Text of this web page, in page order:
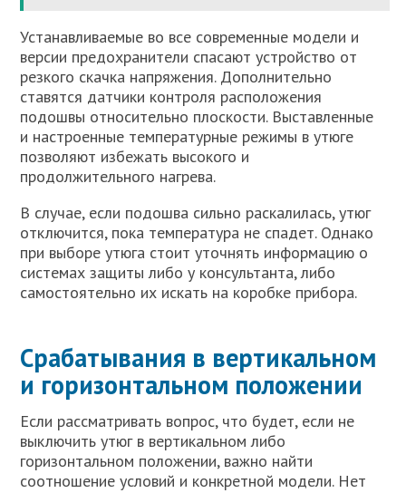
Устанавливаемые во все современные модели и
версии предохранители спасают устройство от
резкого скачка напряжения. Дополнительно
ставятся датчики контроля расположения
подошвы относительно плоскости. Выставленные
и настроенные температурные режимы в утюге
позволяют избежать высокого и
продолжительного нагрева.
В случае, если подошва сильно раскалилась, утюг
отключится, пока температура не спадет. Однако
при выборе утюга стоит уточнять информацию о
системах защиты либо у консультанта, либо
самостоятельно их искать на коробке прибора.
Срабатывания в вертикальном
и горизонтальном положении
Если рассматривать вопрос, что будет, если не
выключить утюг в вертикальном либо
горизонтальном положении, важно найти
соотношение условий и конкретной модели. Нет